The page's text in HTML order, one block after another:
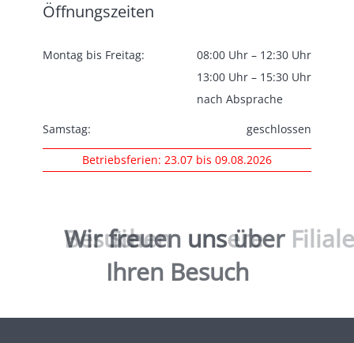
Öffnungszeiten
Montag bis Freitag:
08:00 Uhr – 12:30 Uhr
13:00 Uhr – 15:30 Uhr
nach Absprache
Samstag:
geschlossen
Betriebsferien: 23.07 bis 09.08.2026
Wir
Besuchen
freuen
Sie uns
unsere
über Filiale
Ihren Besuch